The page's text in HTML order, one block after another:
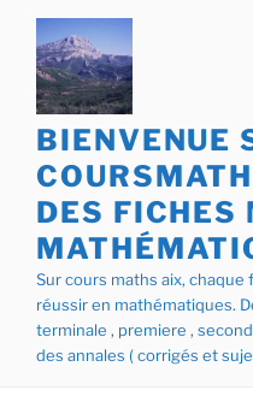
Aller
contenu
principal
BIENVENUE
DES FICHES
Sur cours maths aix,
réussir en mathématiques.
terminale , premiere ,
des annales ( corrigés et